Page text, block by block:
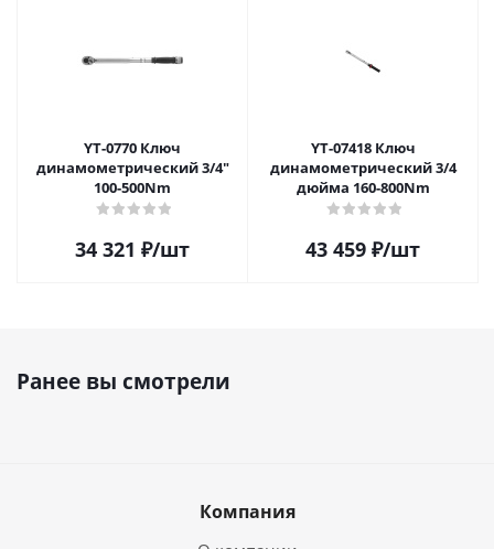
YT-0770 Ключ
динамометрический 3/4"
100-500Nm
34 321 ₽/шт
YT-07418 Ключ
динамометрический 3/4
дюйма 160-800Nm
43 459 ₽/шт
Ранее вы смотрели
Компания